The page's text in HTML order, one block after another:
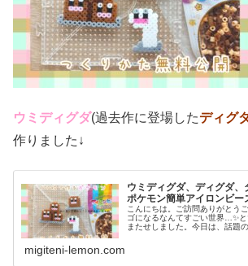
ウミディグダ(過去作に登場したディグ
作りました↓
ウミディグダ、ディグダ
ポケモン簡単アイロンビー
こんにちは。ご訪問ありがとう
ゴになるなんてすごい世界…✨
またせしました。今日は、話題
migiteni-lemon.com